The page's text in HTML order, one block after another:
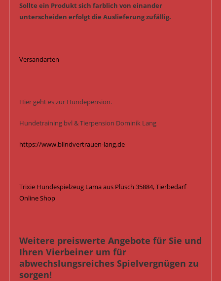
Sollte ein Produkt sich farblich von einander
unterscheiden erfolgt die Auslieferung zufällig.
Versandarten
Hier geht es zur Hundepension.
Hundetraining bvl & Tierpension Dominik Lang
https://www.blindvertrauen-lang.de
Trixie Hundespielzeug Lama aus Plüsch 35884, Tierbedarf
Online Shop
Weitere preiswerte Angebote für Sie und
Ihren Vierbeiner um für
abwechslungsreiches Spielvergnügen zu
sorgen!